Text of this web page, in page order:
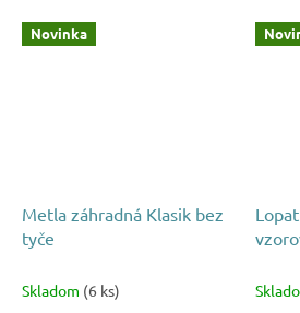
Novinka
Metla záhradná Klasik bez
tyče
Skladom (6 ks)